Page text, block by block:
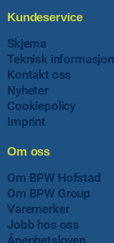
Kundeservice
Skjema
Teknisk informasjon
Kontakt oss
Nyheter
Cookiepolicy
Imprint
Om oss
Om BPW Hofstad
Om BPW Group
Varemerker
Jobb hos oss
Åpenhetsloven